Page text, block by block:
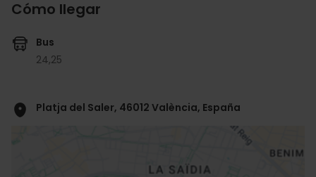
Cómo llegar
Bus
24,25
Platja del Saler, 46012 València, España